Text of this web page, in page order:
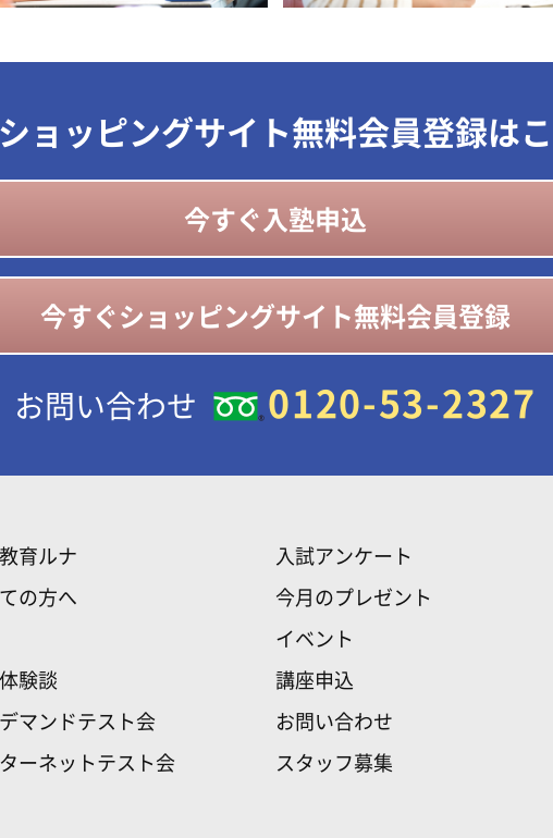
ョッピングサイト無料会員登録は
今すぐ入塾申込
今すぐショッピングサイト無料会員登録
お問い合わせ 0120-53-2327
育ルナ
の方へ
験談
マンドテスト会
ーネットテスト会
入試アンケート
今月のプレゼント
イベント
講座申込
お問い合わせ
スタッフ募集